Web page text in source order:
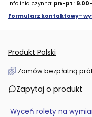
Infolinia czynna: pn-pt :
Formularz kontaktowy-
Produkt Polski
Zamów bezpłatną
Zapytaj o produkt
Wyceń rolety na